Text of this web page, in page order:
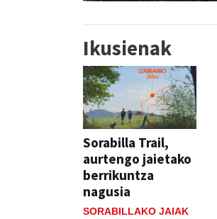
Ikusienak
Sorabilla Trail,
aurtengo jaietako
berrikuntza
nagusia
SORABILLAKO JAIAK